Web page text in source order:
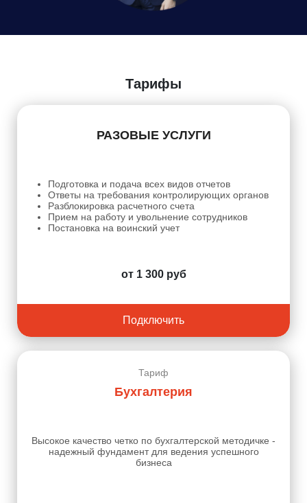
Тарифы
РАЗОВЫЕ УСЛУГИ
Подготовка и подача всех видов отчетов
Ответы на требования контролирующих органов
Разблокировка расчетного счета
Прием на работу и увольнение сотрудников
Постановка на воинский учет
от 1 300 руб
Подключить
Тариф
Бухгалтерия
Высокое качество четко по бухгалтерской методичке -
надежный фундамент для ведения успешного
бизнеса
Согласие на обработку персональных данных